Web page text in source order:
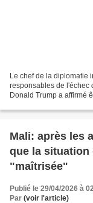
Le chef de la diplomatie
responsables de l'échec
Donald Trump a affirmé
Mali: après les
que la
"maîtrisée"
Publié le 29/04/2026 à
Par (voir l'article)